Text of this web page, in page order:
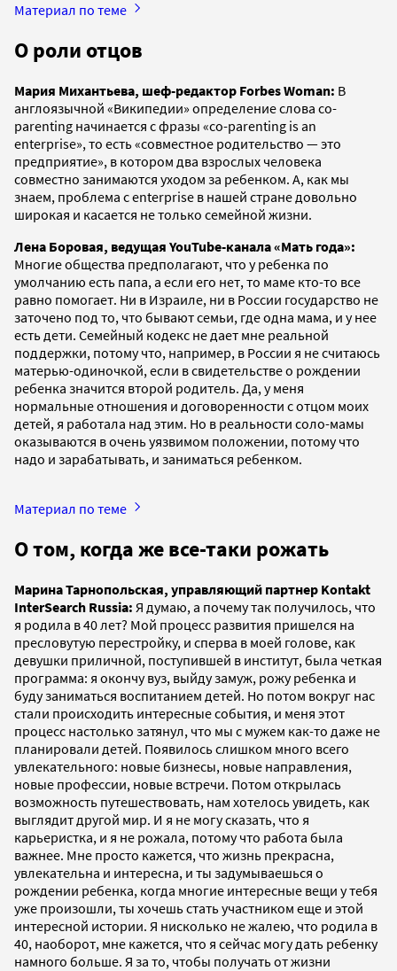
Материал по теме
О роли отцов
Мария Михантьева, шеф-редактор Forbes Woman: В
англоязычной «Википедии» определение слова co-
parenting начинается с фразы «co-parenting is an
enterprise», то есть «совместное родительство — это
предприятие», в котором два взрослых человека
совместно занимаются уходом за ребенком. А, как мы
знаем, проблема с enterprise в нашей стране довольно
широкая и касается не только семейной жизни.
Лена Боровая, ведущая YouTube-канала «Мать года»:
Многие общества предполагают, что у ребенка по
умолчанию есть папа, а если его нет, то маме кто-то все
равно помогает. Ни в Израиле, ни в России государство не
заточено под то, что бывают семьи, где одна мама, и у нее
есть дети. Семейный кодекс не дает мне реальной
поддержки, потому что, например, в России я не считаюсь
матерью-одиночкой, если в свидетельстве о рождении
ребенка значится второй родитель. Да, у меня
нормальные отношения и договоренности с отцом моих
детей, я работала над этим. Но в реальности соло-мамы
оказываются в очень уязвимом положении, потому что
надо и зарабатывать, и заниматься ребенком.
Материал по теме
О том, когда же все-таки рожать
Марина Тарнопольская, управляющий партнер Kontakt
InterSearch Russia: Я думаю, а почему так получилось, что
я родила в 40 лет? Мой процесс развития пришелся на
пресловутую перестройку, и сперва в моей голове, как
девушки приличной, поступившей в институт, была четкая
программа: я окончу вуз, выйду замуж, рожу ребенка и
буду заниматься воспитанием детей. Но потом вокруг нас
стали происходить интересные события, и меня этот
процесс настолько затянул, что мы с мужем как-то даже не
планировали детей. Появилось слишком много всего
увлекательного: новые бизнесы, новые направления,
новые профессии, новые встречи. Потом открылась
возможность путешествовать, нам хотелось увидеть, как
выглядит другой мир. И я не могу сказать, что я
карьеристка, и я не рожала, потому что работа была
важнее. Мне просто кажется, что жизнь прекрасна,
увлекательна и интересна, и ты задумываешься о
рождении ребенка, когда многие интересные вещи у тебя
уже произошли, ты хочешь стать участником еще и этой
интересной истории. Я нисколько не жалею, что родила в
40, наоборот, мне кажется, что я сейчас могу дать ребенку
намного больше. Я за то, чтобы получать от жизни